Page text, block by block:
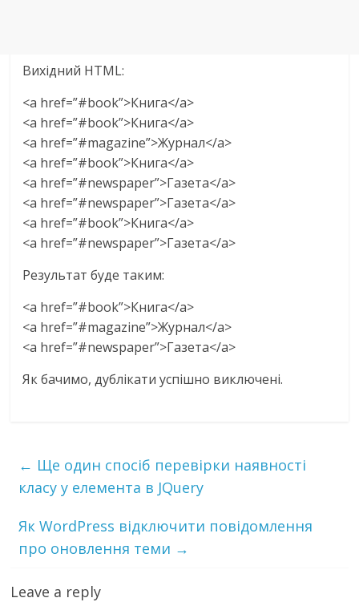
Вихідний HTML:
<a href=”#book”>Книга</a>
<a href=”#book”>Книга</a>
<a href=”#magazine”>Журнал</a>
<a href=”#book”>Книга</a>
<a href=”#newspaper”>Газета</a>
<a href=”#newspaper”>Газета</a>
<a href=”#book”>Книга</a>
<a href=”#newspaper”>Газета</a>
Результат буде таким:
<a href=”#book”>Книга</a>
<a href=”#magazine”>Журнал</a>
<a href=”#newspaper”>Газета</a>
Як бачимо, дублікати успішно виключені.
← Ще один спосіб перевірки наявності
класу у елемента в JQuery
Як WordPress відключити повідомлення
про оновлення теми →
Leave a reply